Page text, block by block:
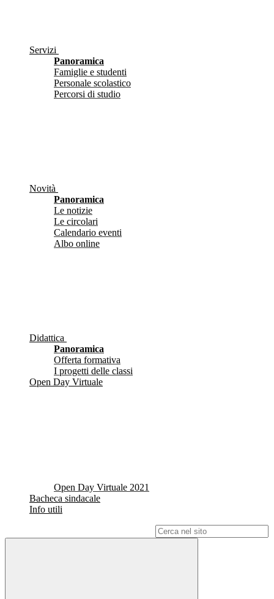
Servizi
Panoramica
Famiglie e studenti
Personale scolastico
Percorsi di studio
Novità
Panoramica
Le notizie
Le circolari
Calendario eventi
Albo online
Didattica
Panoramica
Offerta formativa
I progetti delle classi
Open Day Virtuale
Open Day Virtuale 2021
Bacheca sindacale
Info utili